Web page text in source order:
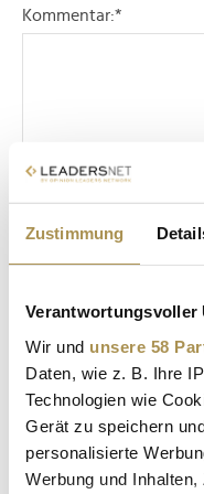
Zustimmung
Verantwortungsvoller
Wir und unsere 58
Daten, wie z. B. Ihre
Technologien wie
Gerät zu speichern
personalisierte
Werbung und
Kommentar:*
Sicherheitscode
Nachname / Firma